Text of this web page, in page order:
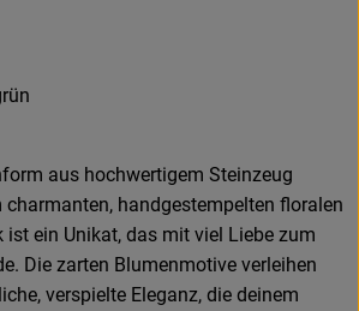
aus hochwertigem Steinzeug
handgestempelten floralen
ist ein Unikat, das mit viel Liebe zum
Die zarten Blumenmotive verleihen
verspielte Eleganz, die deinem